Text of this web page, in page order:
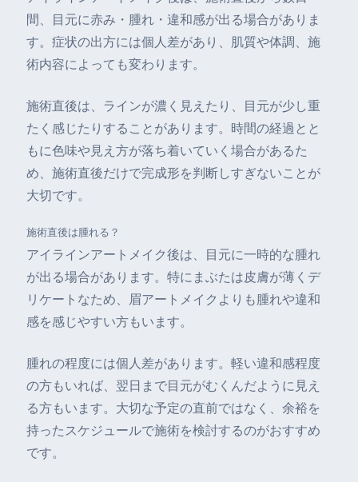
間、目元に赤み・腫れ・違和感が出る場合がありま
す。症状の出方には個人差があり、肌質や体調、施
術内容によっても変わります。
施術直後は、ラインが濃く見えたり、目元が少し重
たく感じたりすることがあります。時間の経過とと
もに色味や見え方が落ち着いていく場合があるた
め、施術直後だけで完成形を判断しすぎないことが
大切です。
施術直後は腫れる？
アイラインアートメイク後は、目元に一時的な腫れ
が出る場合があります。特にまぶたは皮膚が薄くデ
リケートなため、眉アートメイクよりも腫れや違和
感を感じやすい方もいます。
腫れの程度には個人差があります。軽い違和感程度
の方もいれば、翌日まで目元がむくんだように見え
る方もいます。大切な予定の直前ではなく、余裕を
持ったスケジュールで施術を検討するのがおすすめ
です。